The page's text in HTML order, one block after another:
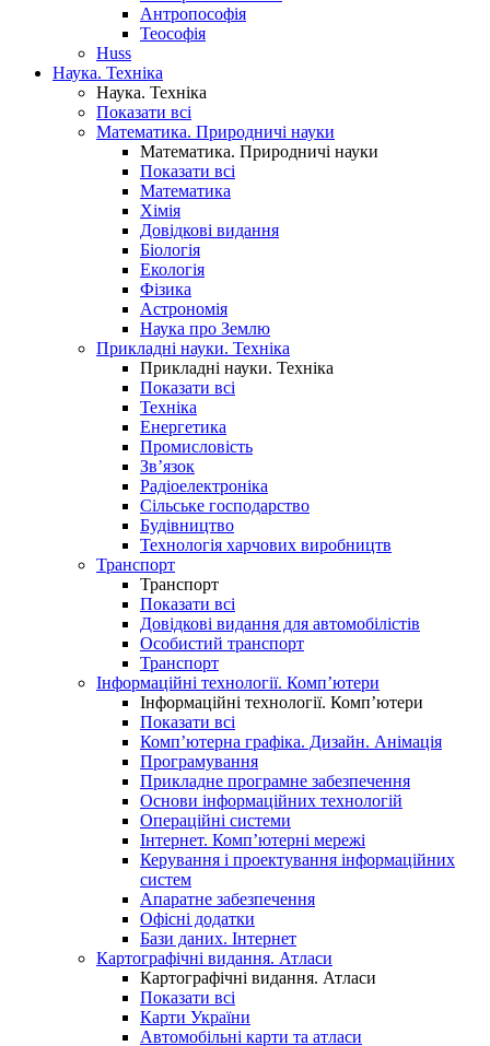
Антропософія
Теософія
Huss
Наука. Техніка
Наука. Техніка
Показати всі
Математика. Природничі науки
Математика. Природничі науки
Показати всі
Математика
Хімія
Довідкові видання
Біологія
Екологія
Фізика
Астрономія
Наука про Землю
Прикладні науки. Техніка
Прикладні науки. Техніка
Показати всі
Техніка
Енергетика
Промисловість
Зв’язок
Радіоелектроніка
Сільське господарство
Будівництво
Технологія харчових виробництв
Транспорт
Транспорт
Показати всі
Довідкові видання для автомобілістів
Особистий транспорт
Транспорт
Інформаційні технології. Комп’ютери
Інформаційні технології. Комп’ютери
Показати всі
Комп’ютерна графіка. Дизайн. Анімація
Програмування
Прикладне програмне забезпечення
Основи інформаційних технологій
Операційні системи
Інтернет. Комп’ютерні мережі
Керування і проектування інформаційних
систем
Апаратне забезпечення
Офісні додатки
Бази даних. Інтернет
Картографічні видання. Атласи
Картографічні видання. Атласи
Показати всі
Карти України
Автомобільні карти та атласи